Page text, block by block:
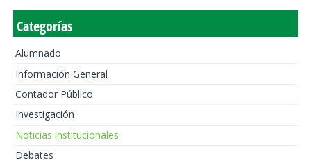
Categorías
Alumnado
Información General
Contador Público
Investigación
Noticias institucionales
Debates